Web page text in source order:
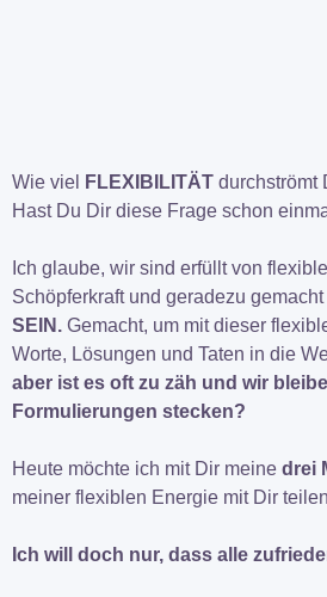
Wie viel FLEXIBILITÄT durchströmt
Hast Du Dir diese Frage schon
Ich glaube, wir sind erfüllt von
Schöpferkraft und geradezu gemacht
SEIN. Gemacht, um mit dieser
Worte, Lösungen und Taten in die
aber ist es oft zu zäh und wir
Formulierungen stecken?
Heute möchte ich mit Dir meine drei
meiner flexiblen Energie mit Dir
Ich will doch nur, dass alle